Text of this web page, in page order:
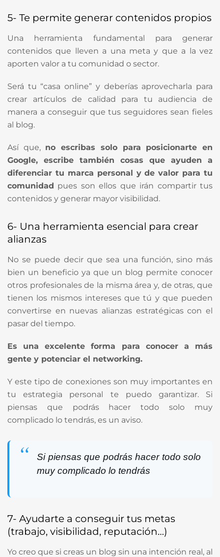
5- Te permite generar contenidos propios
Una herramienta fundamental para generar
contenidos que lleven a una meta y que a la vez
aporten valor a tu comunidad o sector.
Será tu “casa online” y deberías aprovecharla para
crear artículos de calidad para tu audiencia de
manera a conseguir que tus seguidores sean fieles
al blog.
Así que, no escribas solo para posicionarte en
Google, escribe también cosas que ayuden a
diferenciar tu marca personal y de valor para tu
comunidad pues son ellos que irán compartir tus
contenidos y generar mayor visibilidad.
6- Una herramienta esencial para crear
alianzas
No se puede decir que sea una función, sino más
bien un beneficio ya que un blog permite conocer
otros profesionales de la misma área y, de otras, que
tienen los mismos intereses que tú y que pueden
convertirse en nuevas alianzas estratégicas con el
pasar del tiempo.
Es una excelente forma para conocer a más
gente y potenciar el networking.
Y este tipo de conexiones son muy importantes en
tu estrategia personal te puedo garantizar. Si
piensas que podrás hacer todo solo muy
complicado lo tendrás, es un aviso.
Si piensas que podrás hacer todo solo
muy complicado lo tendrás
7- Ayudarte a conseguir tus metas
(trabajo, visibilidad, reputación…)
Yo creo que si creas un blog sin una intención real, al